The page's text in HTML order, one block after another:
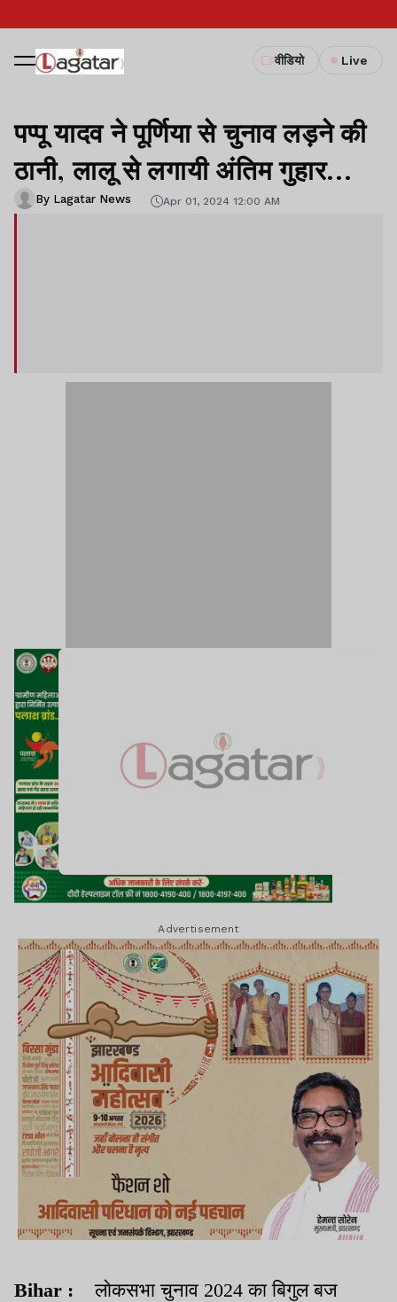
वीडियो Live
पप्पू यादव ने पूर्णिया से चुनाव लड़ने की
ठानी, लालू से लगायी अंतिम गुहार...
By Lagatar News Apr 01, 2024 12:00 AM
Advertisement
Bihar : लोकसभा चुनाव 2024 का बिगुलबज